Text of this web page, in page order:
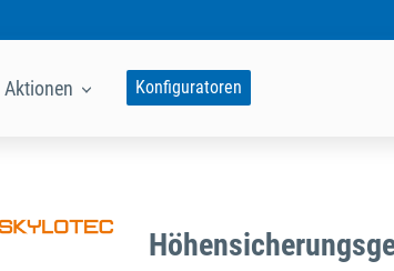
Aktionen Konfiguratoren